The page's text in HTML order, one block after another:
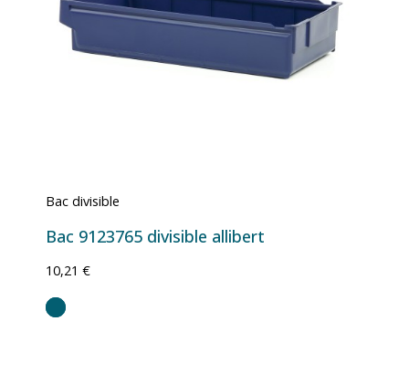
Bac divisible
Bac 9123765 divisible allibert
10,21 €